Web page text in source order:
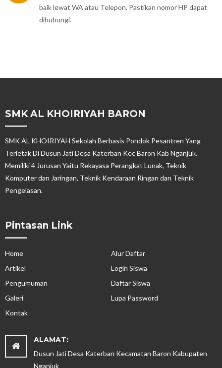
baik lewat WA atau Telepon. Pastikan nomor HP dapat
dihubungi.
SMK AL KHOIRIYAH BARON
SMK AL KHOIRIYAH Sekolah Berbasis Pondok Pesantren Yang
Terletak Di Dusun Jati Desa Katerban Kec Baron Kab Nganjuk.
Memiliki 4 Jurusan Yaitu Rekayasa Perangkat Lunak, Teknik
Komputer dan Jaringan, Teknik Kendaraan Ringan dan Teknik
Pengelasan.
Pintasan Link
Home
Artikel
Pengumuman
Galeri
Kontak
Alur Daftar
Login Siswa
Daftar Siswa
Lupa Password
ALAMAT:
Dusun Jati Desa Katerban Kecamatan Baron Kabupaten
Nganjuk